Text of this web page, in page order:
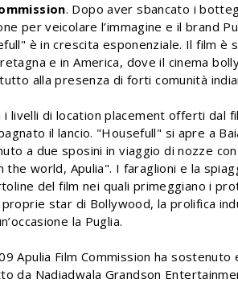
. Dopo aver sbancato i
per veicolare l’immagine e il brand
è in crescita esponenziale. Il film è
e in America, dove il cinema
alla presenza di forti comunità
i livelli di location placement offerti dal
il lancio. "Housefull" si apre a
a due sposini in viaggio di nozze
the world, Apulia". I faraglioni e la
del film nei quali primeggiano i
star di Bollywood, la prolifica
la Puglia.
Apulia Film Commission ha
da Nadiadwala Grandson